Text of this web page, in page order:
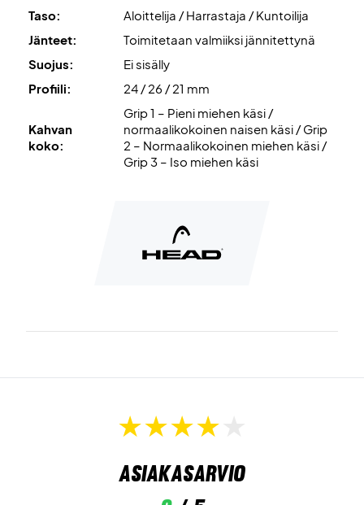
Taso:
Aloittelija / Harrastaja / Kuntoilija
Jänteet:
Toimitetaan valmiiksi jännitettynä
Suojus:
Ei sisälly
Profiili:
24 / 26 / 21 mm
Kahvan
koko:
Grip 1 – Pieni miehen käsi /
normaalikokoinen naisen käsi / Grip
2 – Normaalikokoinen miehen käsi /
Grip 3 – Iso miehen käsi
Asiakasarvio